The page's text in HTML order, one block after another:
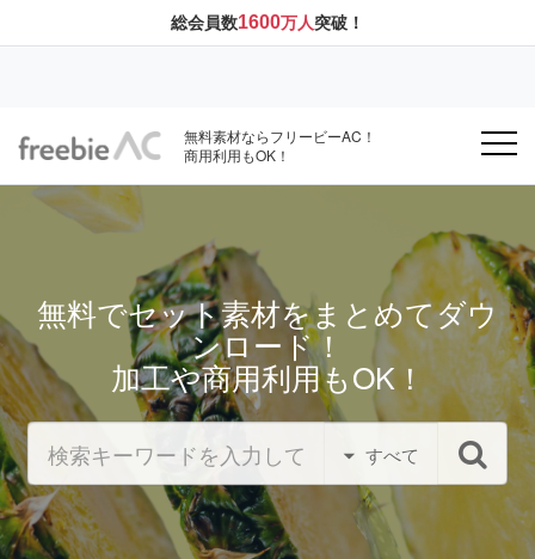
総会員数1600万人突破！
無料素材ならフリービーAC！
商用利用もOK！
無料でセット素材をまとめてダウ
ンロード！
加工や商用利用もOK！
すべて